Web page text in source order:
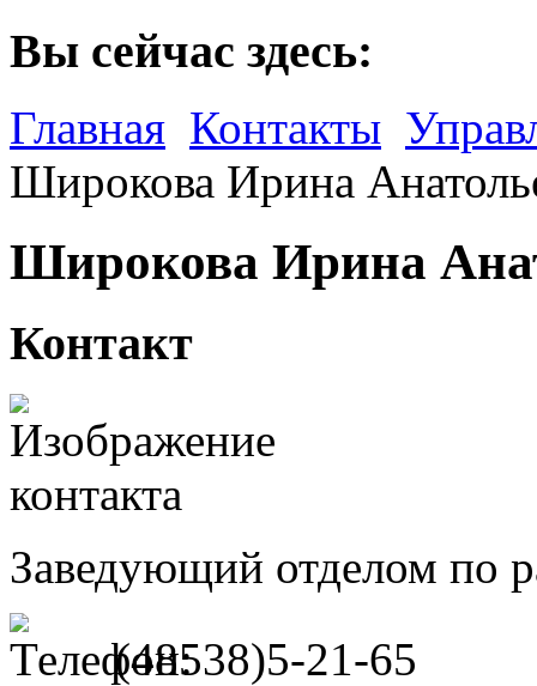
Вы сейчас здесь:
Главная Контакты
Широкова Ирина
Широкова Ирина
Контакт
Заведующий отделом по
(48538)5-21-65